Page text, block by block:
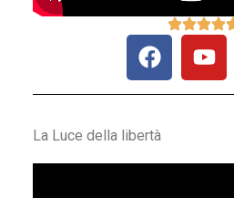
La Luce della libertà